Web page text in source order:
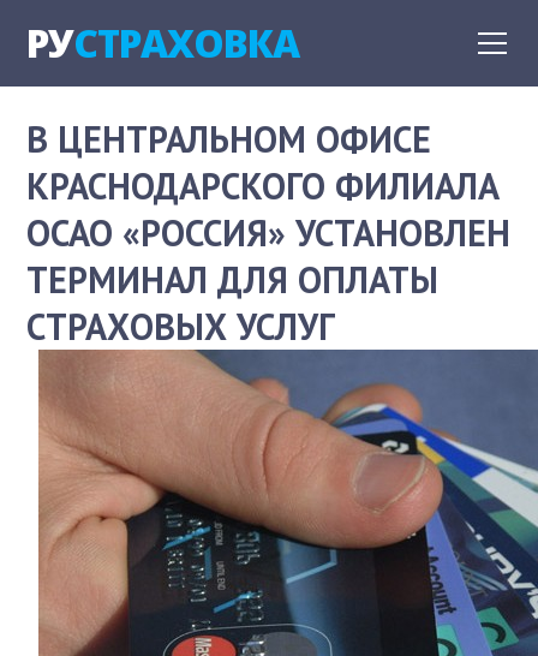
РУСТРАХОВКА
В ЦЕНТРАЛЬНОМ ОФИСЕ
КРАСНОДАРСКОГО ФИЛИАЛА
ОСАО «РОССИЯ» УСТАНОВЛЕН
ТЕРМИНАЛ ДЛЯ ОПЛАТЫ
СТРАХОВЫХ УСЛУГ